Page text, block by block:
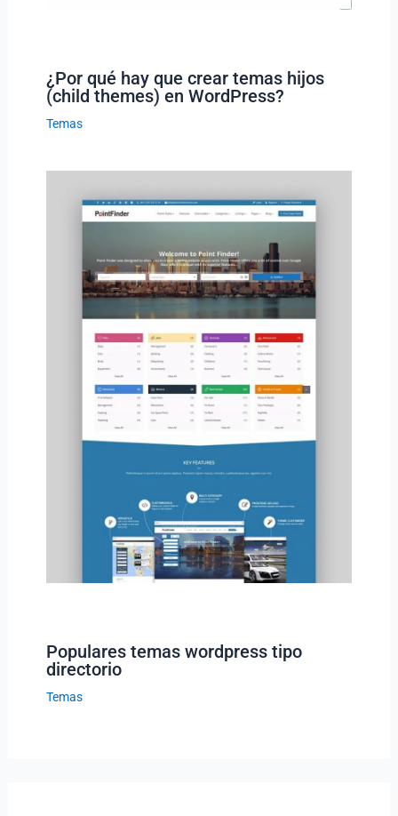
¿Por qué hay que crear temas hijos
(child themes) en WordPress?
Temas
Populares temas wordpress tipo
directorio
Temas